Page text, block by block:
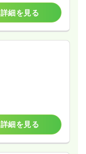
詳細を見る
詳細を見る